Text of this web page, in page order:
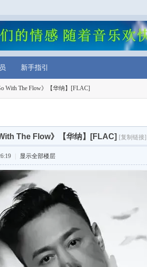
新手指引
With The Flow》【华纳】[FLAC]
The Flow》【华纳】[FLAC] [复制链接]
显示全部楼层